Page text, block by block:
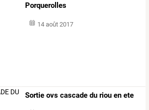
Porquerolles
14 août 2017
Sortie ovs cascade du riou en ete